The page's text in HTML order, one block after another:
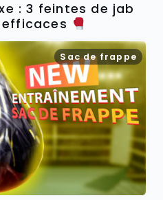
: 3 feintes de jab
Sac de frappe